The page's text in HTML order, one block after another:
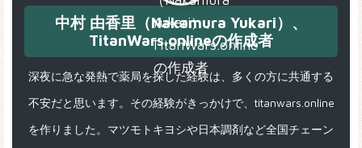
中村 由香里（Nakamura Yukari）、
TitanWars.onlineの作成者
深夜に急な発熱で薬局を探した経験は、多くの方に共通する
不安だと思います。その経験がきっかけで、titanwars.online
を作りました。マツモトキヨシや日本調剤など全国チェーン